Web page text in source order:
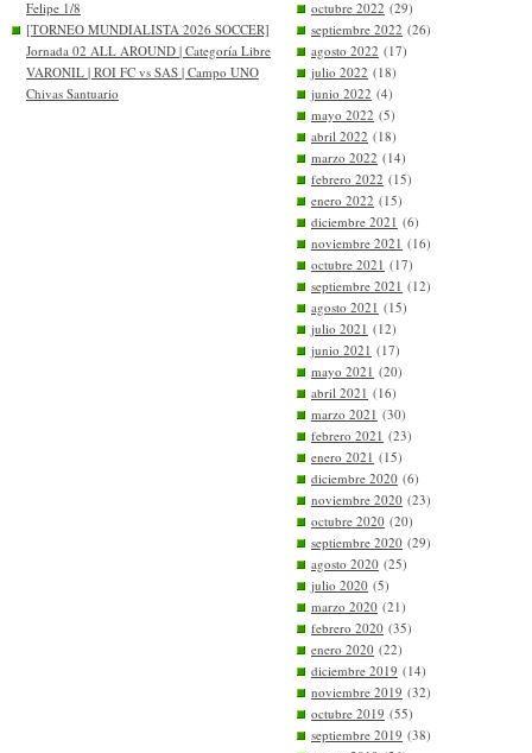
Felipe 1/8
[TORNEO MUNDIALISTA 2026 SOCCER]
Jornada 02 ALL AROUND | Categoría Libre
VARONIL | ROI FC vs SAS | Campo UNO
Chivas Santuario
octubre 2022 (29)
septiembre 2022 (26)
agosto 2022 (17)
julio 2022 (18)
junio 2022 (4)
mayo 2022 (5)
abril 2022 (18)
marzo 2022 (14)
febrero 2022 (15)
enero 2022 (15)
diciembre 2021 (6)
noviembre 2021 (16)
octubre 2021 (17)
septiembre 2021 (12)
agosto 2021 (15)
julio 2021 (12)
junio 2021 (17)
mayo 2021 (20)
abril 2021 (16)
marzo 2021 (30)
febrero 2021 (23)
enero 2021 (15)
diciembre 2020 (6)
noviembre 2020 (23)
octubre 2020 (20)
septiembre 2020 (29)
agosto 2020 (25)
julio 2020 (5)
marzo 2020 (21)
febrero 2020 (35)
enero 2020 (22)
diciembre 2019 (14)
noviembre 2019 (32)
octubre 2019 (55)
septiembre 2019 (38)